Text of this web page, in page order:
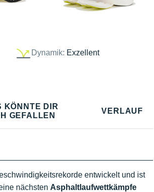
Dynamik: Exzellent
KÖNNTE DIR
GEFALLEN
VERLAUF
entwickelt und ist
nächsten Asphaltlaufwettkämpfe